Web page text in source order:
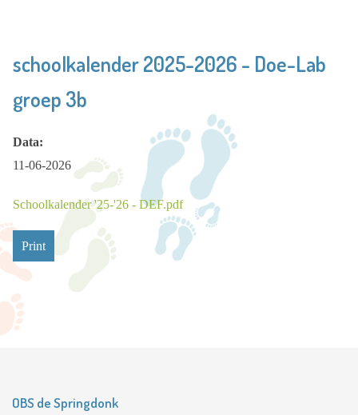
schoolkalender 2025-2026 - Doe-Lab
groep 3b
Data:
11-06-2026
Schoolkalender '25-'26 - DEF.pdf
Print
OBS de Springdonk